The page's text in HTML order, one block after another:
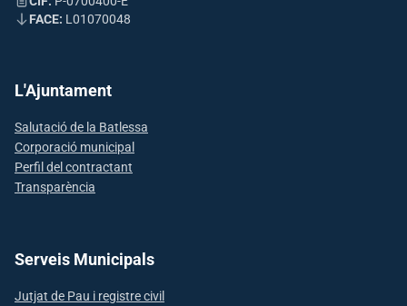
FACE: L01070048
L'Ajuntament
Salutació de la Batlessa
Corporació municipal
Perfil del contractant
Transparència
Serveis Municipals
Jutjat de Pau i registre civil